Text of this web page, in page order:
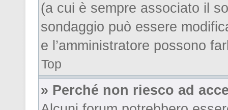
(a cui è sempre associato il
sondaggio può essere
e l’amministratore possono
Top
» Perché non riesco ad